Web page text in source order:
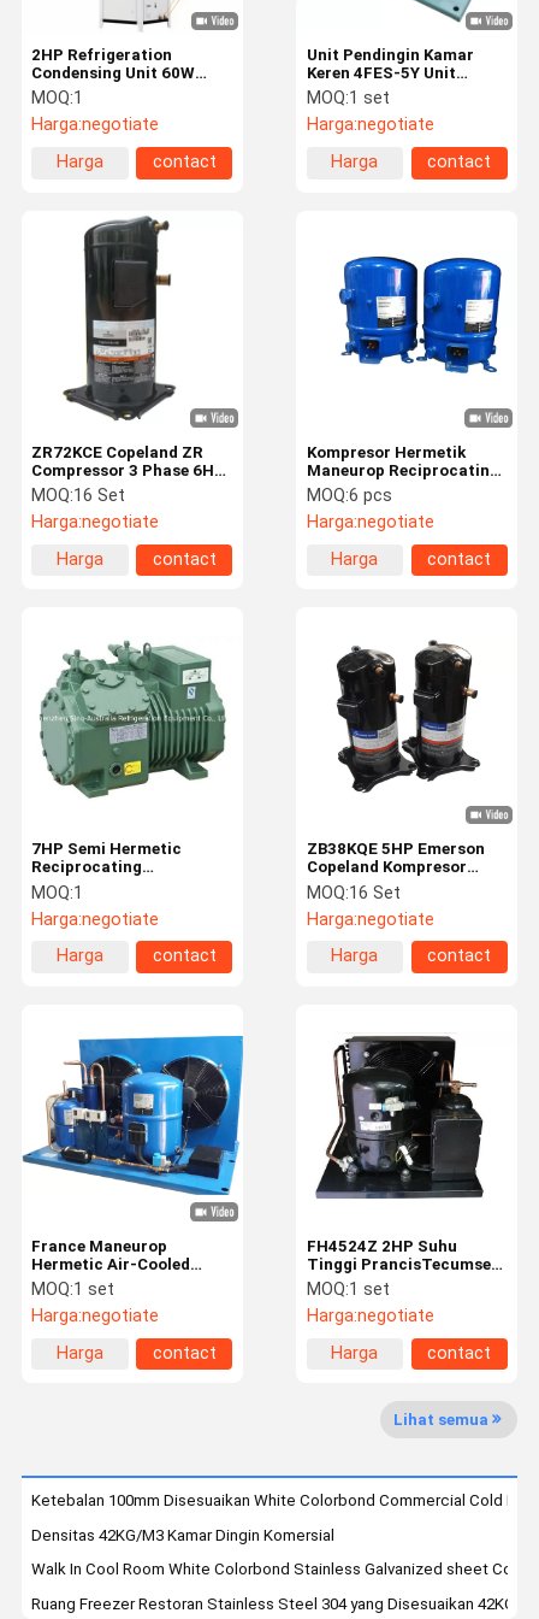
Kontrol
Kualitas
Hubungi
Kami
Permintaan
Penawaran
Kamar Dingin Komersial
Ruang Dingin Deep Freezer
Berjalan Di Coldroom
Unit Kondensasi Ruang Dingin
Evaporator Ruang Dingin
Unit Pendingin Kamar
Keren 4FES-5Y Unit
Kondensasi 5 HP
MOQ:1 set
Harga:negotiate
Harga
contact
2HP Refrigeration
Condensing Unit 60W
Kondensor Unit Pendingin
Industri
MOQ:1
Harga:negotiate
Harga
contact
Kompresor Hermetik
Maneurop Reciprocating
MT MTZ Series
MOQ:6 pcs
Harga:negotiate
Harga
contact
ZR72KCE Copeland ZR
Compressor 3 Phase 6HP
Kompresor Tertutup
Kedap Udara
MOQ:16 Set
Harga:negotiate
Harga
contact
ZB38KQE 5HP Emerson
Copeland Kompresor
Gulir Hermetik 3Ph 50Hz
MOQ:16 Set
Harga:negotiate
Harga
contact
7HP Semi Hermetic
Reciprocating
Compressor Untuk Ruang
Freezer Chiller
MOQ:1
Harga:negotiate
Harga
contact
FH4524Z 2HP Suhu
Tinggi PrancisTecumseh
Unit Pendingin Udara
Berpendingin 220V 50Hz
MOQ:1 set
Harga:negotiate
Harga
contact
France Maneurop
Hermetic Air-Cooled
Refrigeration Unit, Unit
Kondensasi Berpendingin
Udara Disesuaikan
Digunakan Untuk
Penyimpanan Coldroom
MOQ:1 set
Harga:negotiate
Harga
contact
Lihat semua
Ketebalan 100mm Disesuaikan White Colorbond Commercial Cold
Densitas 42KG/M3 Kamar Dingin Komersial
Walk In Cool Room White Colorbond Stainless Galvanized sheet Cold
Ruang Freezer Restoran Stainless Steel 304 yang Disesuaikan 42KG /